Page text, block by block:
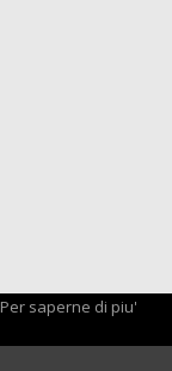
Per saperne di piu'